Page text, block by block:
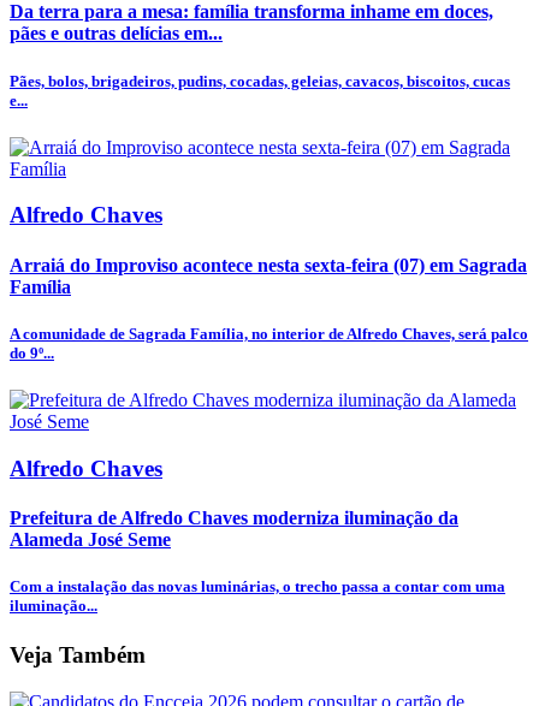
Da terra para a mesa: família transforma inhame em doces,
pães e outras delícias em...
Pães, bolos, brigadeiros, pudins, cocadas, geleias, cavacos, biscoitos, cucas
e...
Alfredo Chaves
Arraiá do Improviso acontece nesta sexta-feira (07) em Sagrada
Família
A comunidade de Sagrada Família, no interior de Alfredo Chaves, será palco
do 9º...
Alfredo Chaves
Prefeitura de Alfredo Chaves moderniza iluminação da
Alameda José Seme
Com a instalação das novas luminárias, o trecho passa a contar com uma
iluminação...
Veja Também